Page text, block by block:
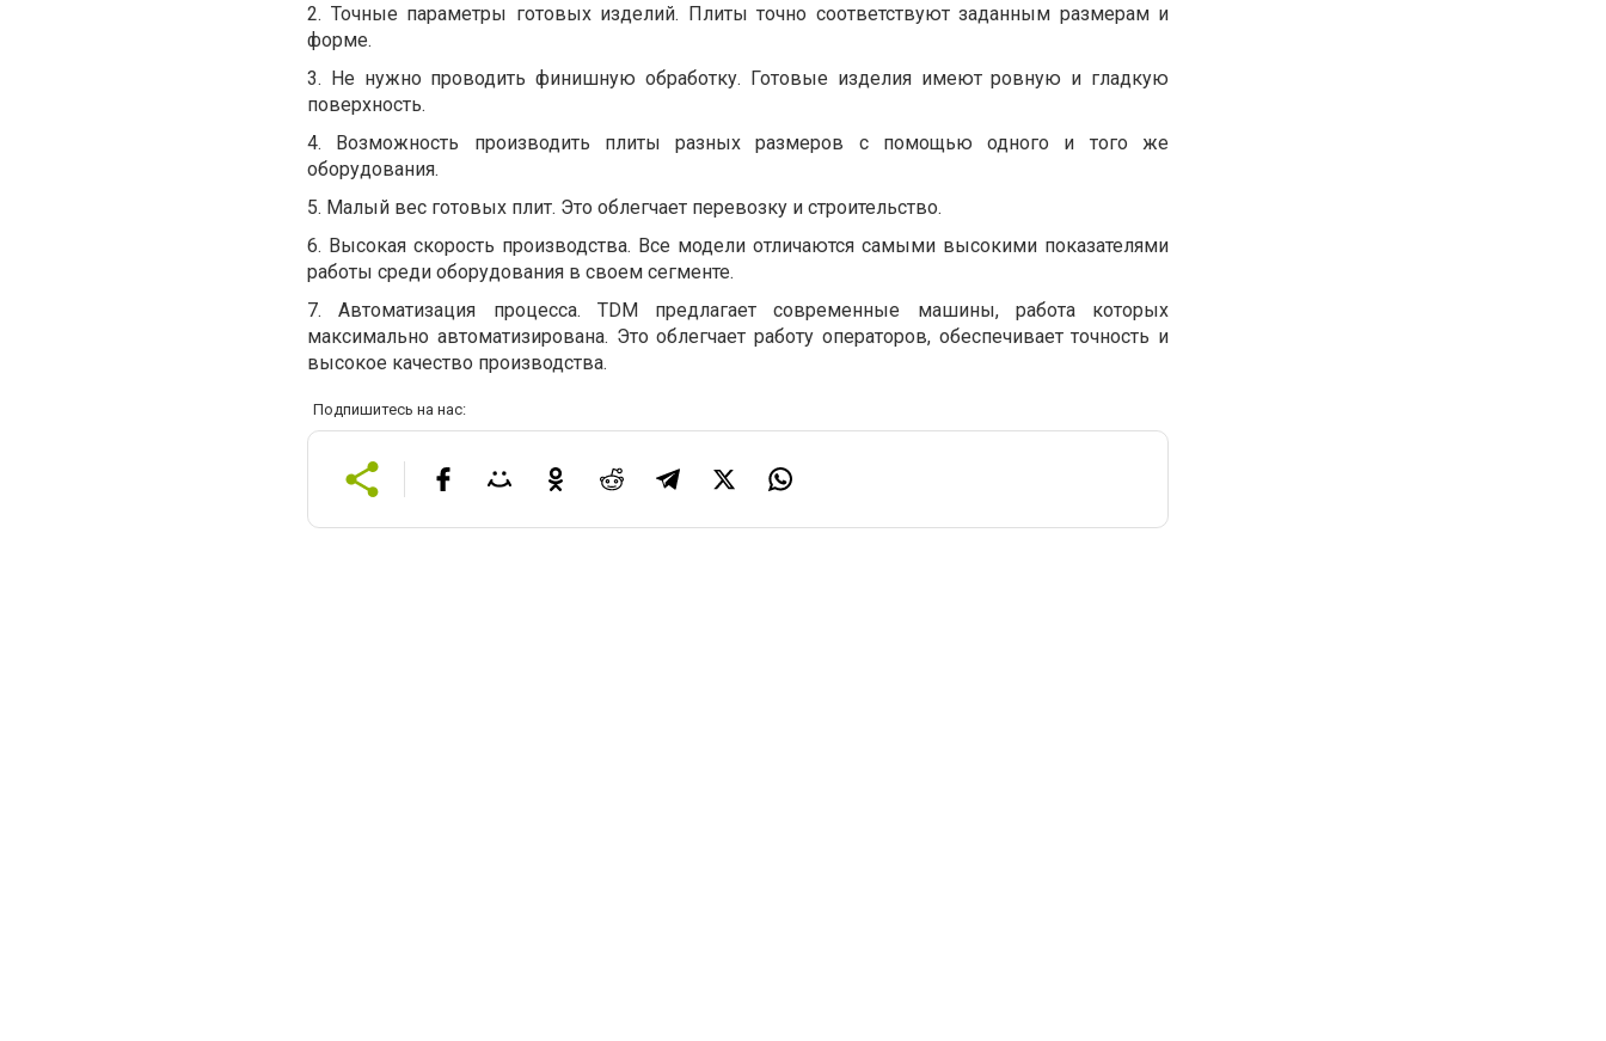
2. Точные параметры готовых изделий. Плиты точно соответствуют заданным размерам и
форме.
3. Не нужно проводить финишную обработку. Готовые изделия имеют ровную и гладкую
поверхность.
4. Возможность производить плиты разных размеров с помощью одного и того же
оборудования.
5. Малый вес готовых плит. Это облегчает перевозку и строительство.
6. Высокая скорость производства. Все модели отличаются самыми высокими показателями
работы среди оборудования в своем сегменте.
7. Автоматизация процесса. TDM предлагает современные машины, работа которых
максимально автоматизирована. Это облегчает работу операторов, обеспечивает точность и
высокое качество производства.
Подпишитесь на нас: